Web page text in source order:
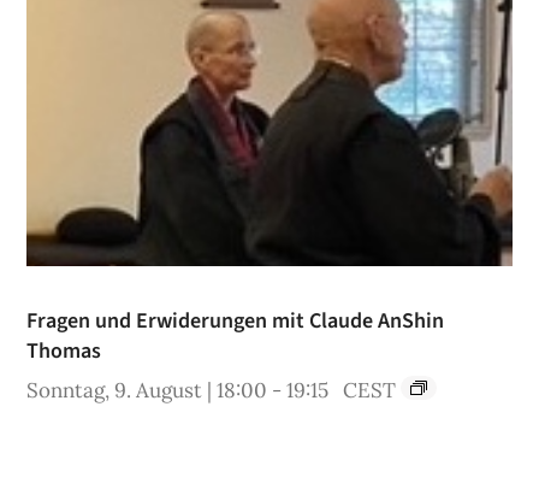
Fragen und Erwiderungen mit Claude AnShin
Thomas
Sonntag, 9. August | 18:00 -19:15 CEST